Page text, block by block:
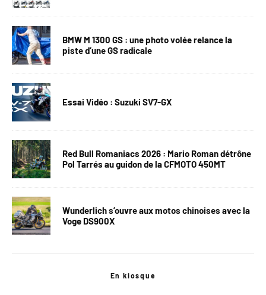
BMW M 1300 GS : une photo volée relance la
piste d’une GS radicale
Essai Vidéo : Suzuki SV7-GX
Red Bull Romaniacs 2026 : Mario Roman détrône
Pol Tarrés au guidon de la CFMOTO 450MT
Wunderlich s’ouvre aux motos chinoises avec la
Voge DS900X
En kiosque